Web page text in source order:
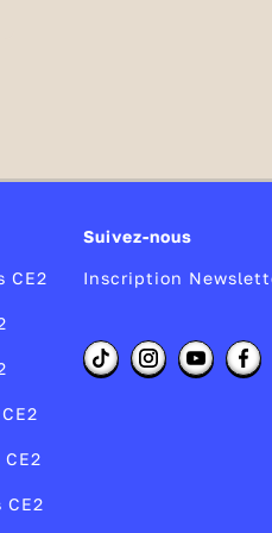
CE2
CE2
Suivez-nous
Inscription